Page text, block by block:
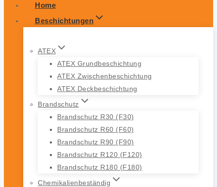
Home
Beschichtungen
ATEX
ATEX Grundbeschichtung
ATEX Zwischenbeschichtung
ATEX Deckbeschichtung
Brandschutz
Brandschutz R30 (F30)
Brandschutz R60 (F60)
Brandschutz R90 (F90)
Brandschutz R120 (F120)
Brandschutz R180 (F180)
Chemikalienbeständig